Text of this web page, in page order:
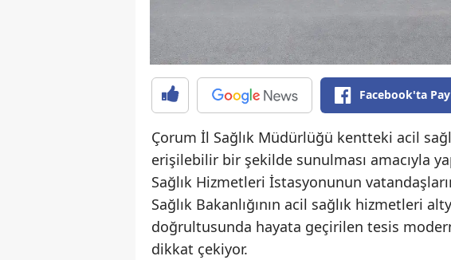
Facebook'ta
Çorum İl Sağlık Müdürlüğü kentteki acil
erişilebilir bir şekilde sunulması amacıyla
Sağlık Hizmetleri İstasyonunun
Sağlık Bakanlığının acil sağlık hizmetleri
doğrultusunda hayata geçirilen tesis
dikkat çekiyor.